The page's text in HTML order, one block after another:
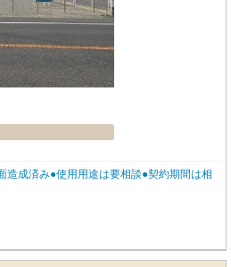
造成済み●使用用途は要相談●契約期間は相